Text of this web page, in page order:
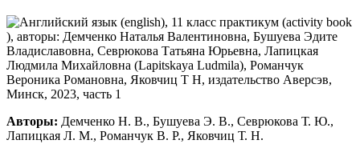
Авторы: Демченко Н. В., Бушуева Э. В., Севрюкова Т. Ю.,
Лапицкая Л. М., Романчук В. Р., Яковчиц Т. Н.